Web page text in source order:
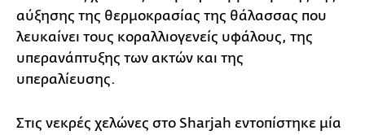
αύξησης της θερμοκρασίας της θάλασσας που
λευκαίνει τους κοραλλιογενείς υφάλους, της
υπερανάπτυξης των ακτών και της
υπεραλίευσης.
Στις νεκρές χελώνες στο Sharjah εντοπίστηκε μία